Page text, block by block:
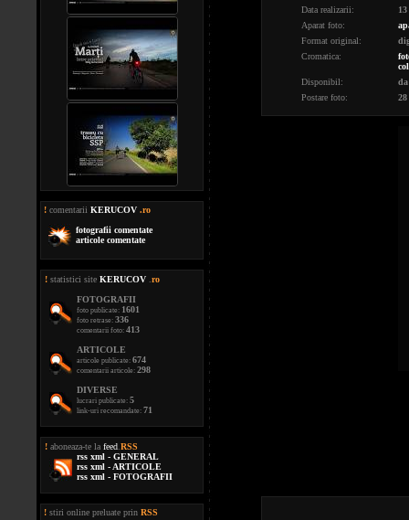
! comentarii KERUCOV .ro
fotografii comentate
articole comentate
! statistici site KERUCOV ro
FOTOGRAFII
foto publicate: 1601
foto retrase: 336
comentarii foto: 413
ARTICOLE
articole publicate: 674
comentarii articole: 298
DIVERSE
lucrari publicate: 5
link-uri recomandate: 71
! aboneaza-te la feed RSS
rss xml - GENERAL
rss xml - ARTICOLE
rss xml - FOTOGRAFII
! stiri online preluate prin RSS
Data realizarii:
Aparat foto:
Format original:
Cromatica:
Disponibil:
da
Postare foto:
28